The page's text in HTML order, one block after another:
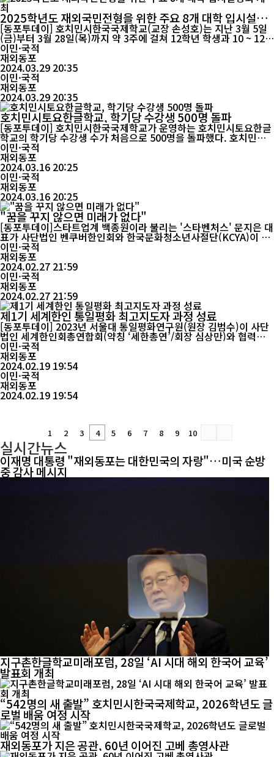
2025학년도 재외국민전형을 위한 주요 8개 대학 입시설명
회 개최
[동포투데이] 호치민시한국국제학교(교장 손성호)는 지난 3월 5일
(금)부터 3월 28일(목)까지 약 3주에 걸쳐 12학년 학생과 10 ~ 12학
년 학부모를 대상으로 8개 대학(가천대, 성균관대, 연세대, 인하대,
이화여대, 고려대, 경희대, 중앙대)의 입시설명회를 개최했다. 작년
에 이어 올해 입시설명회 역시 각 대학의 입학관계자가 직접 학교를
방문하여 가온홀과 시청각실에서 면대면으...
이민·국적
재외동포
2024.03.29 20:35
이민·국적
재외동포
2024.03.29 20:35
호치민시토요한글학교, 학기당 수강생 500명 돌파
[동포투데이] 호치민시한국국제학교가 운영하는 호치민시토요한글
학교의 학기당 수강생 수가 처음으로 500명을 돌파했다. 호치민시
토요한글학교(교장 손성호)는 16일 2024학년도 1학기 개강하는 토
요한글학교 프로그램에 한글학교 385명, 교민문화강좌 137명이 등
록하여 학기당 수강생 수가 처음으로 500명을 넘었다고 발표했다.
호치민시토요한글학교는 호치민시...
이민·국적
재외동포
2024.03.16 20:25
이민·국적
재외동포
2024.03.16 20:25
"꿈을 꾸지 않으면 미래가 없다"
[동포투데이]스타트업계 백종원이라 불리는 '스타벤처스' 문지은 대
표가 사단법인 벤쿠버한인회와 한국문화청소년사절단(KCYA)이 주
관한 캐나다 교포 청소년을 위한 '동기부여 세미나'에 멘토로 나서
큰 호응을 얻었다. 문지은 대표는 지난 2월 24일(현지시각) '꿈꾸는
대로 살아가는 방법'을 주제로 열린 온라인 세미나에서, 꿈은 내일의
내 모습이고, 미래를 만들어가는 작업이라며 인생에...
이민·국적
재외동포
2024.02.27 21:59
이민·국적
재외동포
2024.02.27 21:59
제1기 세계한인 통일평화 최고지도자 과정 성료
[동포투데이] 2023년 서울대 통일평화연구원(원장 김범수)이 사단
법인 세계한인회총연합회(약칭 ‘세한총연’/회장 심상만)와 협력하
여 개설한‘세계한인 통일평화 최고지도자 과정’제1기가 지난 17일
졸업식을 끝으로 성료되었다. 한민족정체성과 글로벌리더쉽을 갖춘
재외동포사회의 최고지도자 양성을 위해 개설한 본 과정은 재외동포
가 수강할 수 있도록 대면강좌와 비대면강좌를 혼...
이민·국적
재외동포
2024.02.19 19:54
이민·국적
재외동포
2024.02.19 19:54
1 2 3 4 5 6 7 8 9 10
실시간뉴스
이재명 대통령 "재외동포는 대한민국의 자랑"…미국 순방
중 감사 메시지
지구촌한글학교미래포럼, 28일 ‘AI 시대 해외 한국어 교육’
발표회 개최
“542명의 새 출발” 호치민시한국국제학교, 2026학년도 글
로벌 배움 여정 시작
재외동포가 지은 공관, 60년 이어진 고베 총영사관